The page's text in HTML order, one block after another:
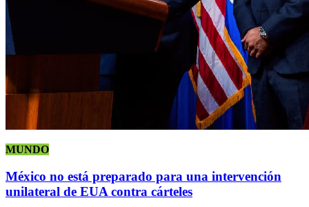
MUNDO
México no está preparado para una intervención
unilateral de EUA contra cárteles